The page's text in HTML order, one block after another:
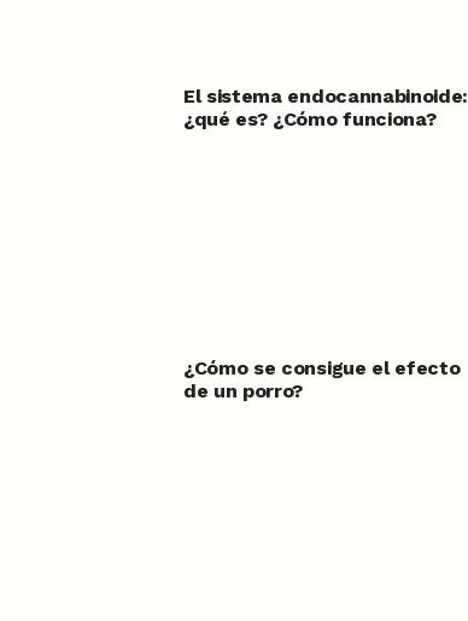
El sistema endocannabinoide:
¿qué es? ¿Cómo funciona?
¿Cómo se consigue el efecto
de un porro?